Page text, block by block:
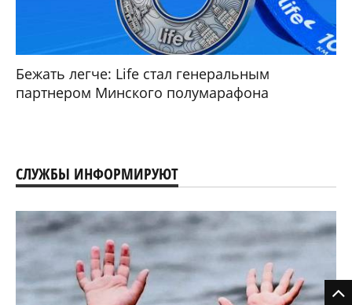
Бежать легче: Life стал генеральным
партнером Минского полумарафона
СЛУЖБЫ ИНФОРМИРУЮТ